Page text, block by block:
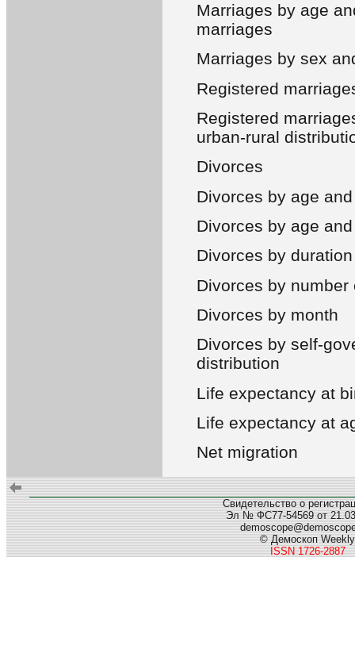
Marriages by age
marriages
Marriages by sex
Registered
Registered
urban-rural
Divorces
Divorces by age
Divorces by age
Divorces by
Divorces by
Divorces by month
Divorces by self-
distribution
Life expectancy at
Life expectancy at
Net migration
Свидетельство о
Эл № ФС77-54569 от
© Демоскоп Weekly
ISSN 1726-2887